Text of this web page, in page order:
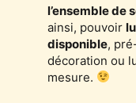
l’ensemble de
ainsi, pouvoir
disponible,
décoration ou
mesure.